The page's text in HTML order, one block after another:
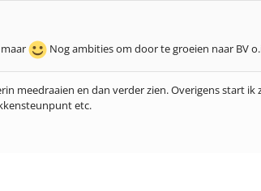
Nog ambities om door te groeien naar BV
meedraaien en dan verder zien. Overigens start
etc.